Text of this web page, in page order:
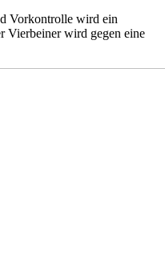
Vorkontrolle wird ein
Vierbeiner wird gegen eine